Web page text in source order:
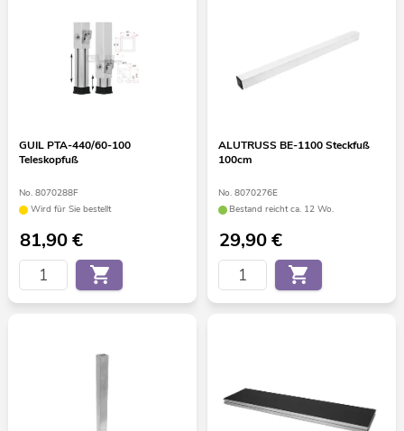
GUIL PTA-440/60-100
Teleskopfuß
No. 8070288F
Wird für Sie bestellt
81,90€
ALUTRUSS BE-1100 Steckfuß
100cm
No. 8070276E
Bestand reicht ca. 12 Wo.
29,90€